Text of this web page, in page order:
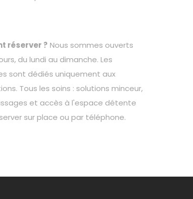
réserver ? Nous sommes ouverts
du lundi au dimanche. Les
sont dédiés uniquement aux
Tous les soins : solutions minceur,
et accès à l'espace détente
sur place ou par téléphone.